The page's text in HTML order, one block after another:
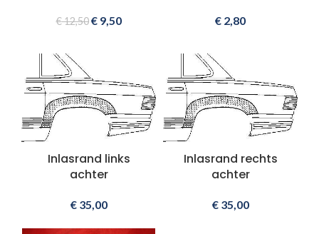
€12,50 €9,50 € 2,80
Inlasrand links
achter
€35,00
Inlasrand rechts
achter
€35,00